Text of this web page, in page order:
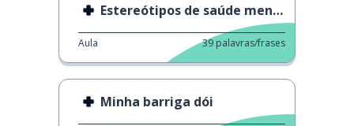
Estereótipos de saúde mental
Aula 39 palavras/frases
Minha barriga dói